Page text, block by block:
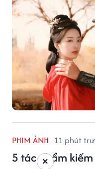
PHIM ẢNH 11 phút
5 tác phẩm
×